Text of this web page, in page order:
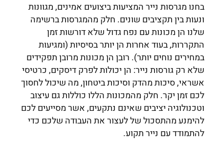
בחנו מגרסות נייר המציעות ביצועים אמינים, מגוונות
ונעות בין תקציבים שונים. חלק מהמגרסות ברשימה
שלנו הן מכונות עם נפח גדול שלא דורשות זמן
התקררות, בעוד אחרות הן יותר בסיסיות (ומגיעות
במחירים נוחים יותר). רובן הן מכונות מרובן תפקידים
שלא רק גורסות נייר: הן יכולות לפרק דיסקים, כרטיסי
אשראי, סיכות מהדק וסיכות ביטחון, מה שיכול לחסוך
לכם זמן יקר. חלק מהמכונות הללו כוללות גם עיצוב
וטכנולוגיה יציבים שאינם נתקעים, אשר מסייעים לכם
להימנע מהתסכול של לעצור את העבודה שלכם כדי
להתמודד עם נייר תקוע.